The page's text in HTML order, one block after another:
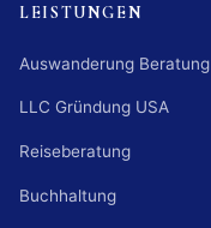
LEISTUNGEN
Auswanderung Beratung
LLC Gründung USA
Reiseberatung
Buchhaltung